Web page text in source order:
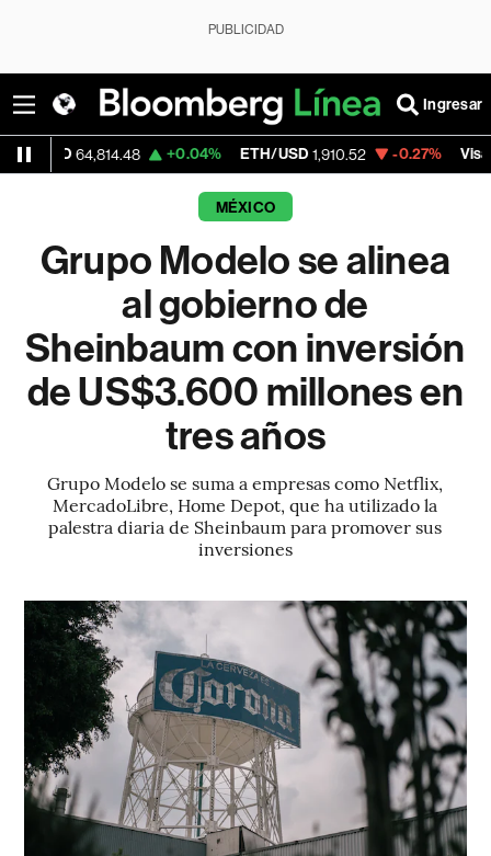
PUBLICIDAD
Ingresar
64,814.48 +0.04% ETH/USD 1,910.52 -0.27% Visa 368.54
MÉXICO
Grupo Modelo se alinea
al gobierno de
Sheinbaum con inversión
de US$3.600 millones en
tres años
Grupo Modelo se suma a empresas como Netflix,
MercadoLibre, Home Depot, que ha utilizado la
palestra diaria de Sheinbaum para promover sus
inversiones